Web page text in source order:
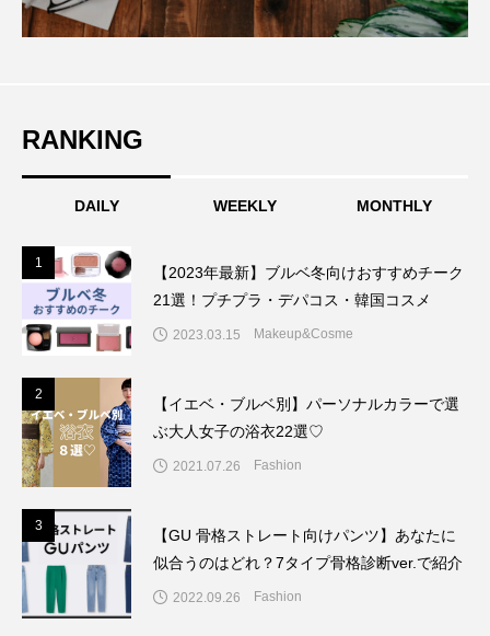
RANKING
DAILY WEEKLY MONTHLY
1
【2023年最新】ブルベ冬向けおすすめチーク
21選！プチプラ・デパコス・韓国コスメ
2023.03.15 Makeup&Cosme
2
【イエベ・ブルベ別】パーソナルカラーで選
ぶ大人女子の浴衣22選♡
2021.07.26 Fashion
3
【GU 骨格ストレート向けパンツ】あなたに
似合うのはどれ？7タイプ骨格診断ver.で紹介
2022.09.26 Fashion